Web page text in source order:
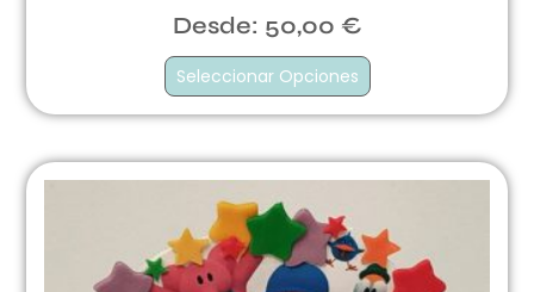
Desde: 50,00 €
Seleccionar Opciones